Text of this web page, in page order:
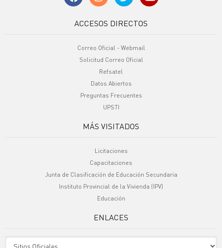
ACCESOS DIRECTOS
Correo Oficial - Webmail
Solicitud Correo Oficial
Refsatel
Datos Abiertos
Preguntas Frecuentes
UPSTI
MÁS VISITADOS
Licitaciones
Capacitaciones
Junta de Clasificación de Educación Secundaria
Instituto Provincial de la Vivienda (IPV)
Educación
ENLACES